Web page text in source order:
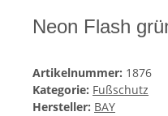
Neon Flash
Artikelnummer: 1876
Kategorie: Fußschutz
Hersteller: BAY